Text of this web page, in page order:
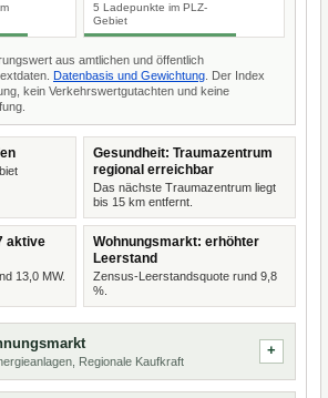
5 Ladepunkte im PLZ-
Gebiet
aus amtlichen und öffentlich
Datenbasis und Gewichtung . Der Index
kein Verkehrswertgutachten und keine
Gesundheit: Traumazentrum
regional erreichbar
Das nächste Traumazentrum liegt
bis 15 km entfernt.
aktive
13,0 MW.
Wohnungsmarkt: erhöhter
Leerstand
Zensus-Leerstandsquote rund 9,8
%.
Regionale Kaufkraft